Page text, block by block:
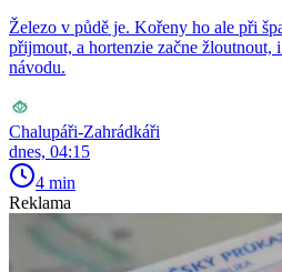
Železo v půdě je. Kořeny ho ale při
přijmout, a hortenzie začne
návodu.
Chalupáři-Zahrádkáři
dnes, 04:15
4 min
Reklama